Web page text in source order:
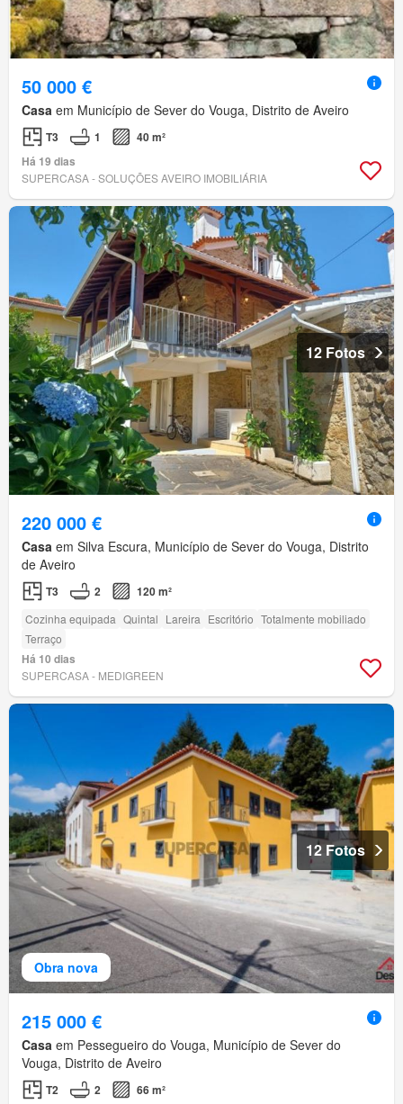
50 000 €
Casa em Município de Sever do Vouga, Distrito de Aveiro
T3 1
40 m²
Há 19 dias
SUPERCASA - SOLUÇÕES AVEIRO IMOBILIÁRIA
12 Fotos
220 000 €
Casa em Silva Escura, Município de Sever do Vouga, Distrito
de Aveiro
T3 2 120 m²
Cozinha equipada Quintal Lareira Escritório Totalmente mobiliado
Terraço
Há 10 dias
SUPERCASA - MEDIGREEN
Obra nova
12 Fotos
215 000 €
Casa em Pessegueiro do Vouga, Município de Sever do
Vouga, Distrito de Aveiro
T2 2
66 m²